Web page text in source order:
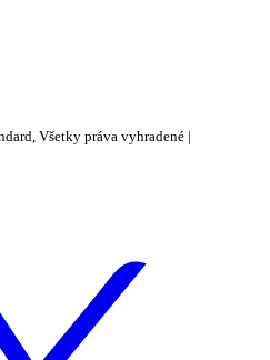
Všetky práva vyhradené |